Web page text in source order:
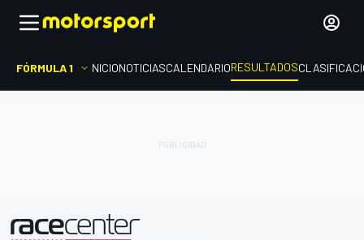
FÓRMULA 1 INICIONOTICIASCALENDARIORESULTADOS